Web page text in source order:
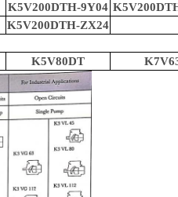
K5V200DTH-9Y04
K5V200DTH-ZX24
K5V80DT